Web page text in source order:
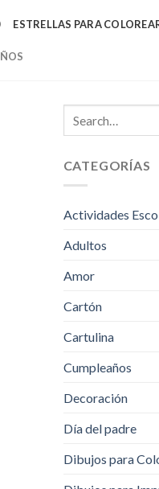
ESTRELLAS PARA
CATEGORÍAS
Actividades
Adultos
Amor
Cartón
Cartulina
Cumpleaños
Decoración
Día del padre
Dibujos para